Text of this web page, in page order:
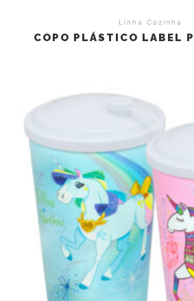
Linha Cozinha
COPO PLÁSTICO LABEL